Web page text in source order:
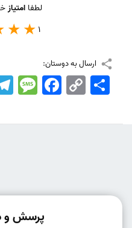
لطفاامتیاز
1
ارسال به دوستان:
MessageFacebook Copy
Link
اشتراک
پرسش و